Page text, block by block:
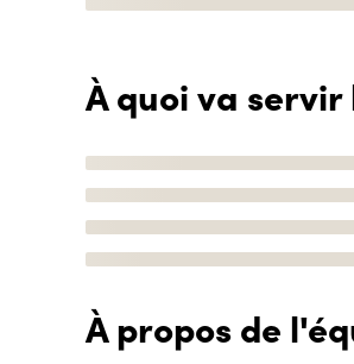
À quoi va
À propos de